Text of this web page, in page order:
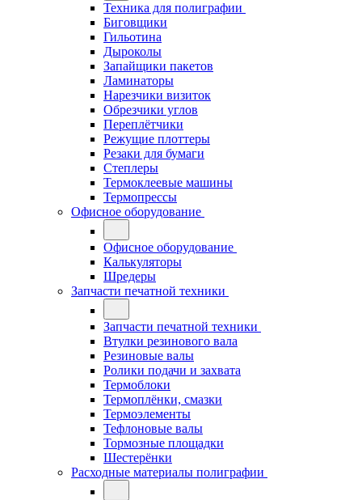
Техника для полиграфии
Биговщики
Гильотина
Дыроколы
Запайщики пакетов
Ламинаторы
Нарезчики визиток
Обрезчики углов
Переплётчики
Режущие плоттеры
Резаки для бумаги
Степлеры
Термоклеевые машины
Термопрессы
Офисное оборудование
Офисное оборудование
Калькуляторы
Шредеры
Запчасти печатной техники
Запчасти печатной техники
Втулки резинового вала
Резиновые валы
Ролики подачи и захвата
Термоблоки
Термоплёнки, смазки
Термоэлементы
Тефлоновые валы
Тормозные площадки
Шестерёнки
Расходные материалы полиграфии